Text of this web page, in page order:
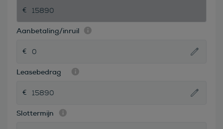
Aanbetaling/inruil
Leasebedrag
Slottermijn